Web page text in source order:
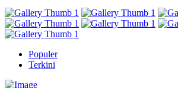
Populer
Terkini